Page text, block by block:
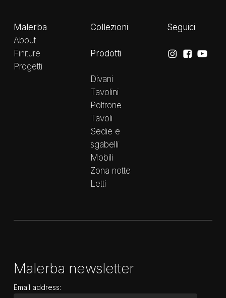
Malerba
About
Finiture
Progetti
Collezioni
Prodotti
Divani
Tavolini
Poltrone
Tavoli
Sedie e
sgabelli
Mobili
Zona notte
Letti
Seguici
Malerba newsletter
Email address: